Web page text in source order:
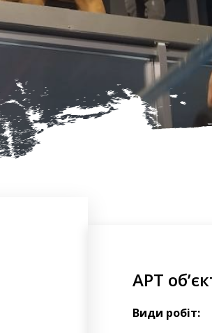
АРТ
Види робіт: